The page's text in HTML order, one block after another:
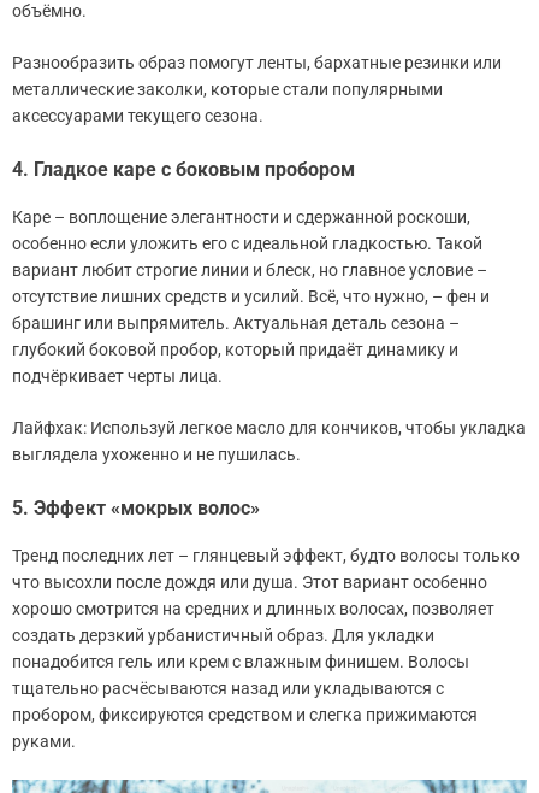
объёмно.
Разнообразить образ помогут ленты, бархатные резинки или
металлические заколки, которые стали популярными
аксессуарами текущего сезона.
4. Гладкое каре с боковым пробором
Каре – воплощение элегантности и сдержанной роскоши,
особенно если уложить его с идеальной гладкостью. Такой
вариант любит строгие линии и блеск, но главное условие –
отсутствие лишних средств и усилий. Всё, что нужно, – фен и
брашинг или выпрямитель. Актуальная деталь сезона –
глубокий боковой пробор, который придаёт динамику и
подчёркивает черты лица.
Лайфхак: Используй легкое масло для кончиков, чтобы укладка
выглядела ухоженно и не пушилась.
5. Эффект «мокрых волос»
Тренд последних лет – глянцевый эффект, будто волосы только
что высохли после дождя или душа. Этот вариант особенно
хорошо смотрится на средних и длинных волосах, позволяет
создать дерзкий урбанистичный образ. Для укладки
понадобится гель или крем с влажным финишем. Волосы
тщательно расчёсываются назад или укладываются с
пробором, фиксируются средством и слегка прижимаются
руками.